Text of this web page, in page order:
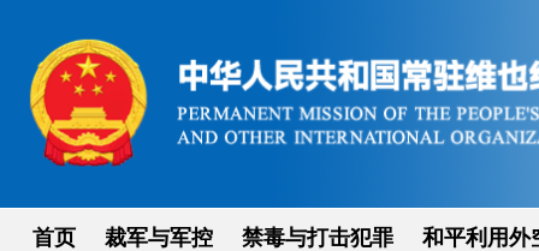
首页 裁军与军控 禁毒与打击犯罪 和平利用外